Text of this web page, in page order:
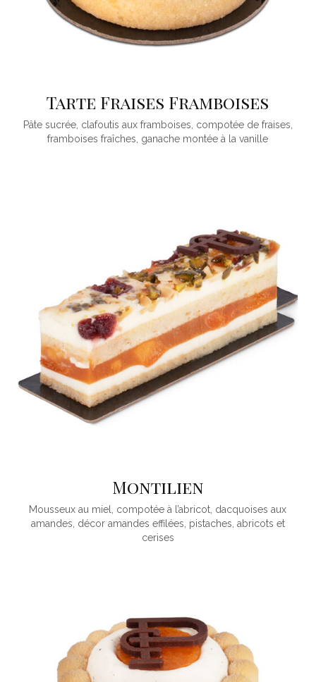
Tarte Fraises Framboises
Pâte sucrée, clafoutis aux framboises, compotée de fraises,
framboises fraîches, ganache montée à la vanille
Montilien
Mousseux au miel, compotée à l’abricot, dacquoises aux
amandes, décor amandes effilées, pistaches, abricots et
cerises